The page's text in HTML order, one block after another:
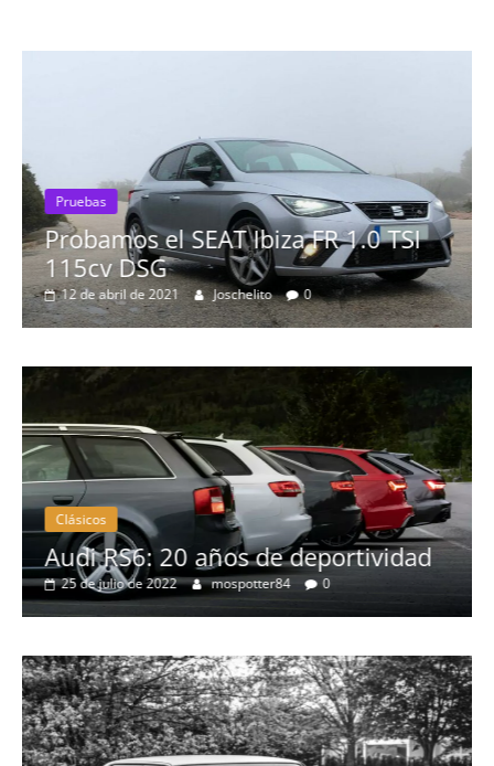
Pruebas
Probamos el SEAT Ibiza FR 1.0 TSI
115cv DSG
12 de abril de 2021 Joschelito 0
Clásicos
Audi RS6: 20 años de deportividad
25 de julio de 2022 mospotter84 0